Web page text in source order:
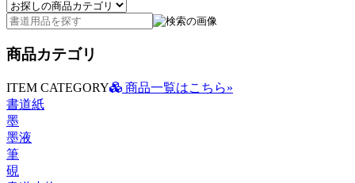
商品カテゴリ
ITEM CATEGORY
商品一覧はこちら»
書道紙
墨
墨液
筆
硯